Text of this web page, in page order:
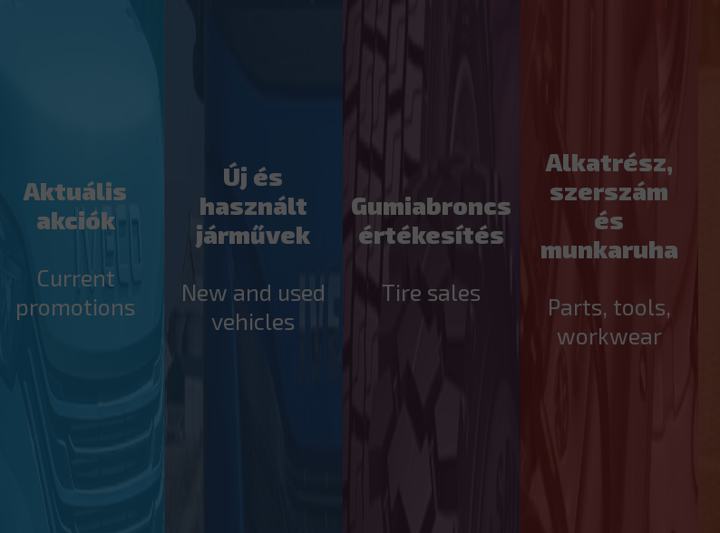
Aktuális
akciók
Current
promotions
Új és
használt
járművek
New and used
vehicles
Gumiabroncs
értékesítés
Tire sales
Alkatrész,
szerszám
és
munkaruha
Parts, tools,
workwear